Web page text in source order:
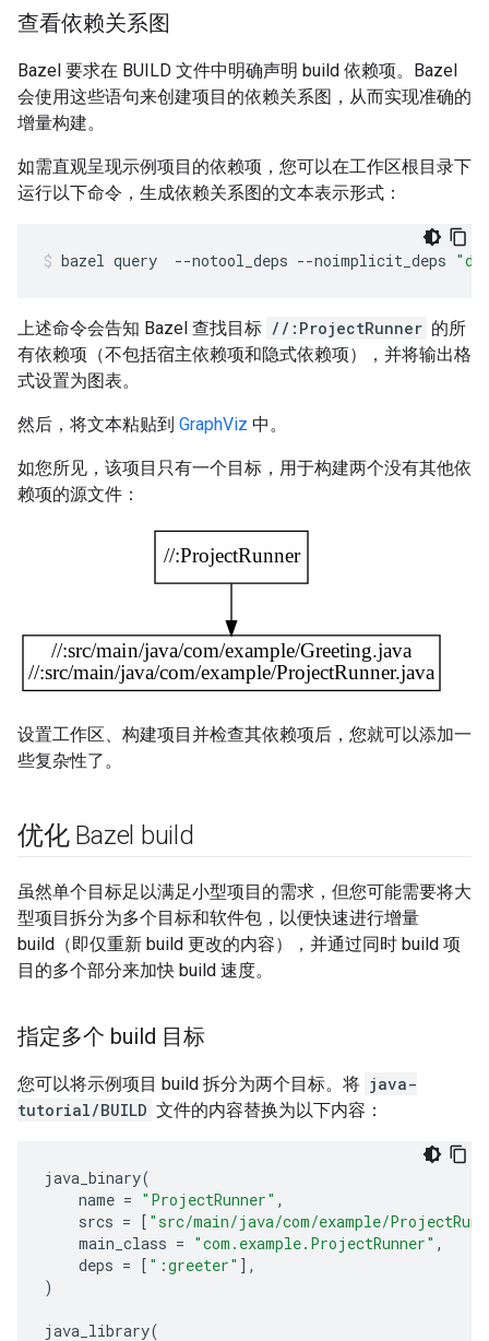
查看依赖关系图
Bazel 要求在 BUILD 文件中明确声明 build 依赖项。Bazel
会使用这些语句来创建项目的依赖关系图，从而实现准确的
增量构建。
如需直观呈现示例项目的依赖项，您可以在工作区根目录下
运行以下命令，生成依赖关系图的文本表示形式：
bazel query --notool_deps --noimplicit_deps
上述命令会告知 Bazel 查找目标 //:ProjectRunner 的所
有依赖项（不包括宿主依赖项和隐式依赖项），并将输出格
式设置为图表。
然后，将文本粘贴到 GraphViz 中。
如您所见，该项目只有一个目标，用于构建两个没有其他依
赖项的源文件：
设置工作区、构建项目并检查其依赖项后，您就可以添加一
些复杂性了。
优化 Bazel build
虽然单个目标足以满足小型项目的需求，但您可能需要将大
型项目拆分为多个目标和软件包，以便快速进行增量
build（即仅重新 build 更改的内容），并通过同时 build 项
目的多个部分来加快 build 速度。
指定多个 build 目标
您可以将示例项目 build 拆分为两个目标。将 java-
tutorial/BUILD 文件的内容替换为以下内容：
java_binary(
name = "ProjectRunner" ,
srcs = [ "src/main/java/com/example/
main_class = "com.example.ProjectRunner" ,
deps = [ ":greeter" ],
)
java_library(